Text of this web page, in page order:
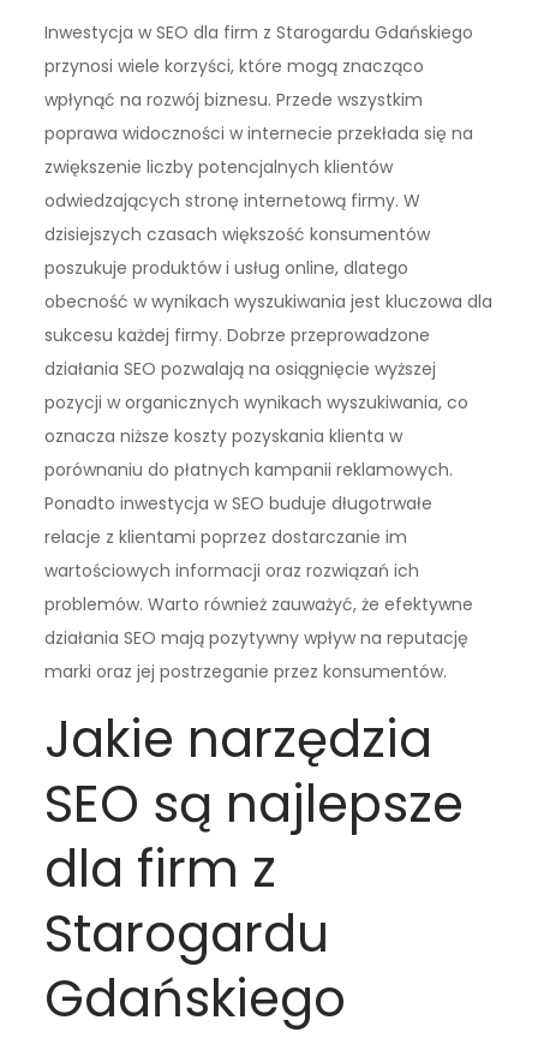
Inwestycja w SEO dla firm z Starogardu Gdańskiego
przynosi wiele korzyści, które mogą znacząco
wpłynąć na rozwój biznesu. Przede wszystkim
poprawa widoczności w internecie przekłada się na
zwiększenie liczby potencjalnych klientów
odwiedzających stronę internetową firmy. W
dzisiejszych czasach większość konsumentów
poszukuje produktów i usług online, dlatego
obecność w wynikach wyszukiwania jest kluczowa dla
sukcesu każdej firmy. Dobrze przeprowadzone
działania SEO pozwalają na osiągnięcie wyższej
pozycji w organicznych wynikach wyszukiwania, co
oznacza niższe koszty pozyskania klienta w
porównaniu do płatnych kampanii reklamowych.
Ponadto inwestycja w SEO buduje długotrwałe
relacje z klientami poprzez dostarczanie im
wartościowych informacji oraz rozwiązań ich
problemów. Warto również zauważyć, że efektywne
działania SEO mają pozytywny wpływ na reputację
marki oraz jej postrzeganie przez konsumentów.
Jakie narzędzia
SEO są najlepsze
dla firm z
Starogardu
Gdańskiego